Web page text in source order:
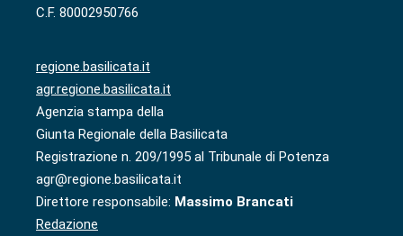
C.F. 80002950766
regione.basilicata.it
agr.regione.basilicata.it
Agenzia stampa della
Giunta Regionale della Basilicata
Registrazione n. 209/1995 al Tribunale di Potenza
agr@regione.basilicata.it
Direttore responsabile: Massimo Brancati
Redazione